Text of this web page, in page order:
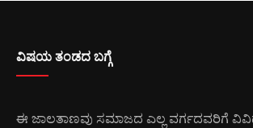
ವಿಷಯ ತಂಡದ ಬಗ್ಗೆ
ಈ ಜಾಲತಾಣವು ಸಮಾಜದ ಎಲ್ಲ ವರ್ಗದವರಿಗೆ